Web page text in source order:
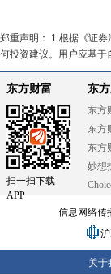
郑重声明： 1.根据《证
何投资建议。用户应基于